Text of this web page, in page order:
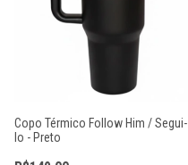
Copo Térmico Follow Him / Segui-
lo - Preto